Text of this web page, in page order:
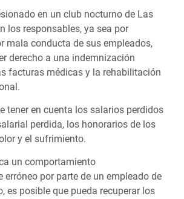
en un club nocturno de Las
los responsables, ya sea por
mala conducta de sus empleados,
derecho a una indemnización
facturas médicas y la rehabilitación
tener en cuenta los salarios perdidos
perdida, los honorarios de los
y el sufrimiento.
un comportamiento
erróneo por parte de un empleado de
es posible que pueda recuperar los